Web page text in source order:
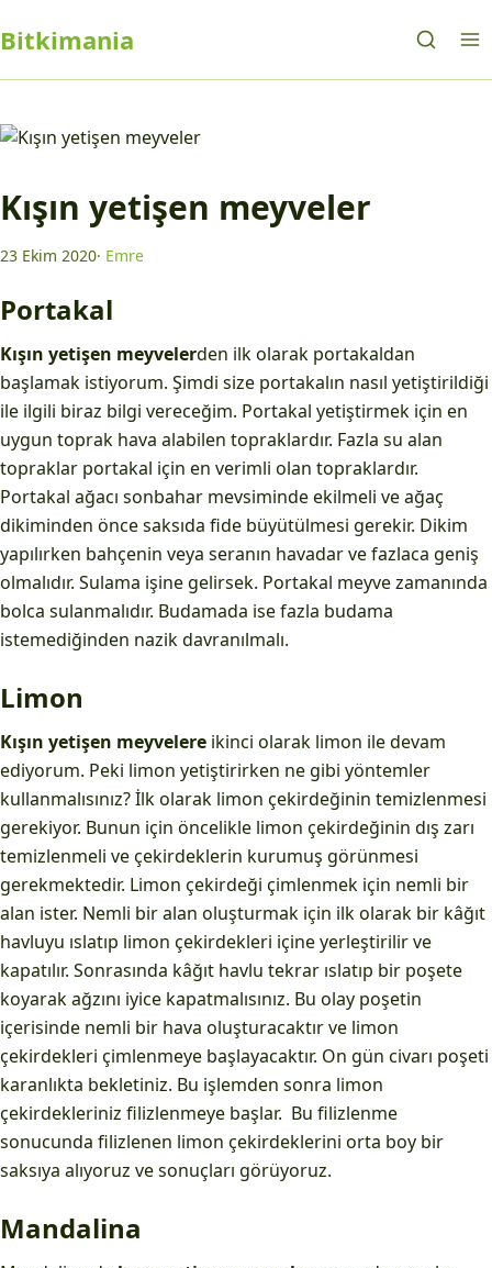
Bitkimania
Kışın yetişen meyveler
23 Ekim 2020· Emre
Portakal
Kışın yetişen meyvelerden ilk olarak portakaldan
başlamak istiyorum. Şimdi size portakalın nasıl yetiştirildiği
ile ilgili biraz bilgi vereceğim. Portakal yetiştirmek için en
uygun toprak hava alabilen topraklardır. Fazla su alan
topraklar portakal için en verimli olan topraklardır.
Portakal ağacı sonbahar mevsiminde ekilmeli ve ağaç
dikiminden önce saksıda fide büyütülmesi gerekir. Dikim
yapılırken bahçenin veya seranın havadar ve fazlaca geniş
olmalıdır. Sulama işine gelirsek. Portakal meyve zamanında
bolca sulanmalıdır. Budamada ise fazla budama
istemediğinden nazik davranılmalı.
Limon
Kışın yetişen meyvelere ikinci olarak limon ile devam
ediyorum. Peki limon yetiştirirken ne gibi yöntemler
kullanmalısınız? İlk olarak limon çekirdeğinin temizlenmesi
gerekiyor. Bunun için öncelikle limon çekirdeğinin dış zarı
temizlenmeli ve çekirdeklerin kurumuş görünmesi
gerekmektedir. Limon çekirdeği çimlenmek için nemli bir
alan ister. Nemli bir alan oluşturmak için ilk olarak bir kâğıt
havluyu ıslatıp limon çekirdekleri içine yerleştirilir ve
kapatılır. Sonrasında kâğıt havlu tekrar ıslatıp bir poşete
koyarak ağzını iyice kapatmalısınız. Bu olay poşetin
içerisinde nemli bir hava oluşturacaktır ve limon
çekirdekleri çimlenmeye başlayacaktır. On gün civarı poşeti
karanlıkta bekletiniz. Bu işlemden sonra limon
çekirdekleriniz filizlenmeye başlar. Bu filizlenme
sonucunda filizlenen limon çekirdeklerini orta boy bir
saksıya alıyoruz ve sonuçları görüyoruz.
Mandalina